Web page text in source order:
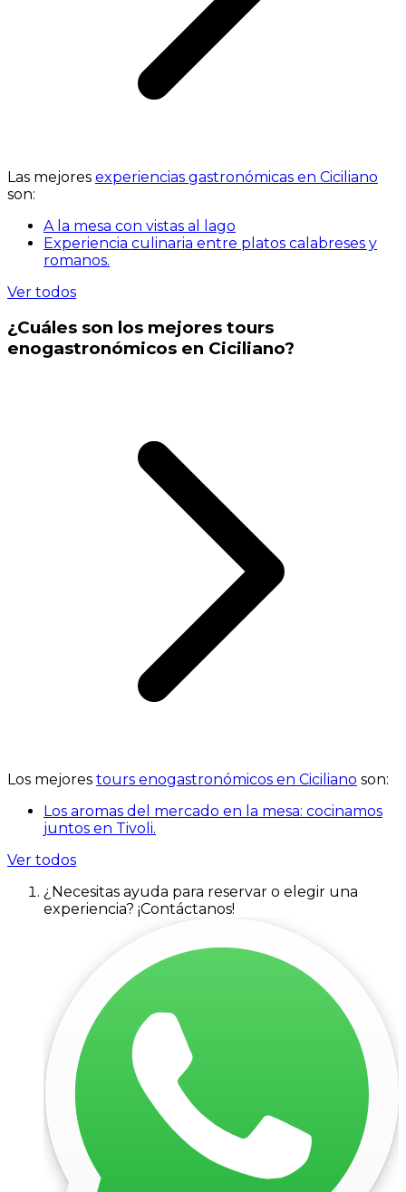
Las mejores experiencias gastronómicas en Ciciliano
son:
A la mesa con vistas al lago
Experiencia culinaria entre platos calabreses y
romanos.
Ver todos
¿Cuáles son los mejores tours
enogastronómicos en Ciciliano?
Los mejores tours enogastronómicos en Ciciliano son:
Los aromas del mercado en la mesa: cocinamos
juntos en Tivoli.
Ver todos
¿Necesitas ayuda para reservar o elegir una
experiencia? ¡Contáctanos!